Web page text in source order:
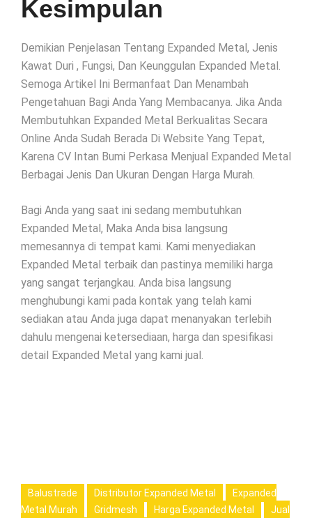
Kesimpulan
Demikian Penjelasan Tentang Expanded Metal, Jenis
Kawat Duri , Fungsi, Dan Keunggulan Expanded Metal.
Semoga Artikel Ini Bermanfaat Dan Menambah
Pengetahuan Bagi Anda Yang Membacanya. Jika Anda
Membutuhkan Expanded Metal Berkualitas Secara
Online Anda Sudah Berada Di Website Yang Tepat,
Karena CV Intan Bumi Perkasa Menjual Expanded Metal
Berbagai Jenis Dan Ukuran Dengan Harga Murah.
Bagi Anda yang saat ini sedang membutuhkan
Expanded Metal, Maka Anda bisa langsung
memesannya di tempat kami. Kami menyediakan
Expanded Metal terbaik dan pastinya memiliki harga
yang sangat terjangkau. Anda bisa langsung
menghubungi kami pada kontak yang telah kami
sediakan atau Anda juga dapat menanyakan terlebih
dahulu mengenai ketersediaan, harga dan spesifikasi
detail Expanded Metal yang kami jual.
Balustrade Distributor Expanded Metal
Expanded
Metal Murah
Gridmesh Harga Expanded Metal
Jual